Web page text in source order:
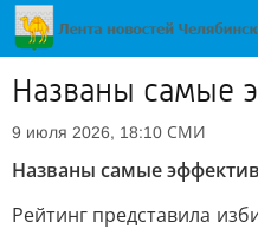
Названы самые
9 июля 2026, 18:10 СМИ
Названы самые
Рейтинг представила